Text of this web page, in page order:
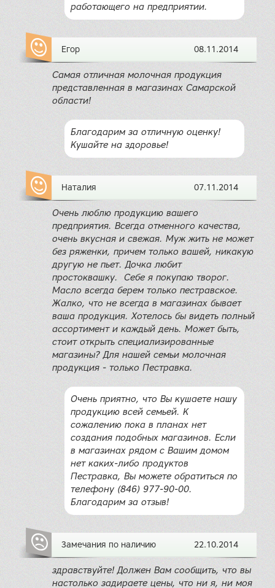
работающего на предприятии.
Егор 08.11.2014
Самая отличная молочная продукция
представленная в магазинах Самарской
области!
Благодарим за отличную оценку!
Кушайте на здоровье!
Наталия 07.11.2014
Очень люблю продукцию вашего
предприятия. Всегда отменного качества,
очень вкусная и свежая. Муж жить не может
без ряженки, причем только вашей, никакую
другую не пьет. Дочка любит
простоквашку. Себе я покупаю творог.
Масло всегда берем только пестравское.
Жалко, что не всегда в магазинах бывает
ваша продукция. Хотелось бы видеть полный
ассортимент и каждый день. Может быть,
стоит открыть специализированные
магазины? Для нашей семьи молочная
продукция - только Пестравка.
Очень приятно, что Вы кушаете нашу
продукцию всей семьей. К
сожалению пока в планах нет
создания подобных магазинов. Если
в магазинах рядом с Вашим домом
нет каких-либо продуктов
Пестравка, Вы можете обратиться по
телефону (846) 977-90-00.
Благодарим за отзыв!
Замечания по наличию 22.10.2014
здравствуйте! Должен Вам сообщить, что вы
настолько задираете цены, что ни я, ни моя